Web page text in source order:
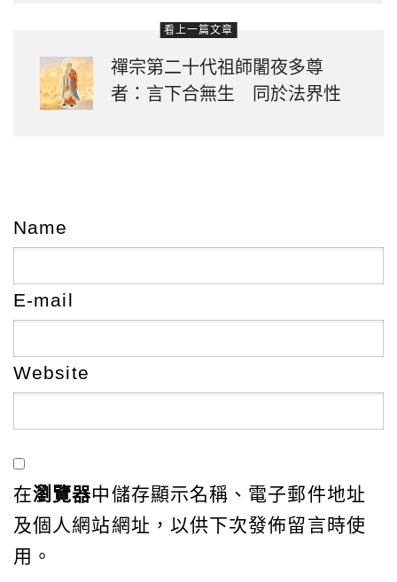
看上一篇文章
禪宗第二十代祖師闍夜多尊
者：言下合無生 同於法界性
Name
E-mail
Website
在瀏覽器中儲存顯示名稱、電子郵件地址
及個人網站網址，以供下次發佈留言時使
用。